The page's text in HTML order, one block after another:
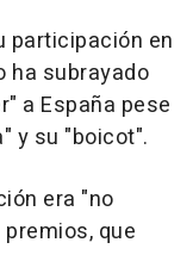
participación en
ha subrayado
a España pese
y su "boicot".
era "no
que